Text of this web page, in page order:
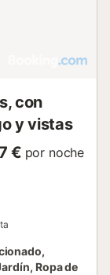
la zona....
con
y vistas
€ por noche
Ropa de